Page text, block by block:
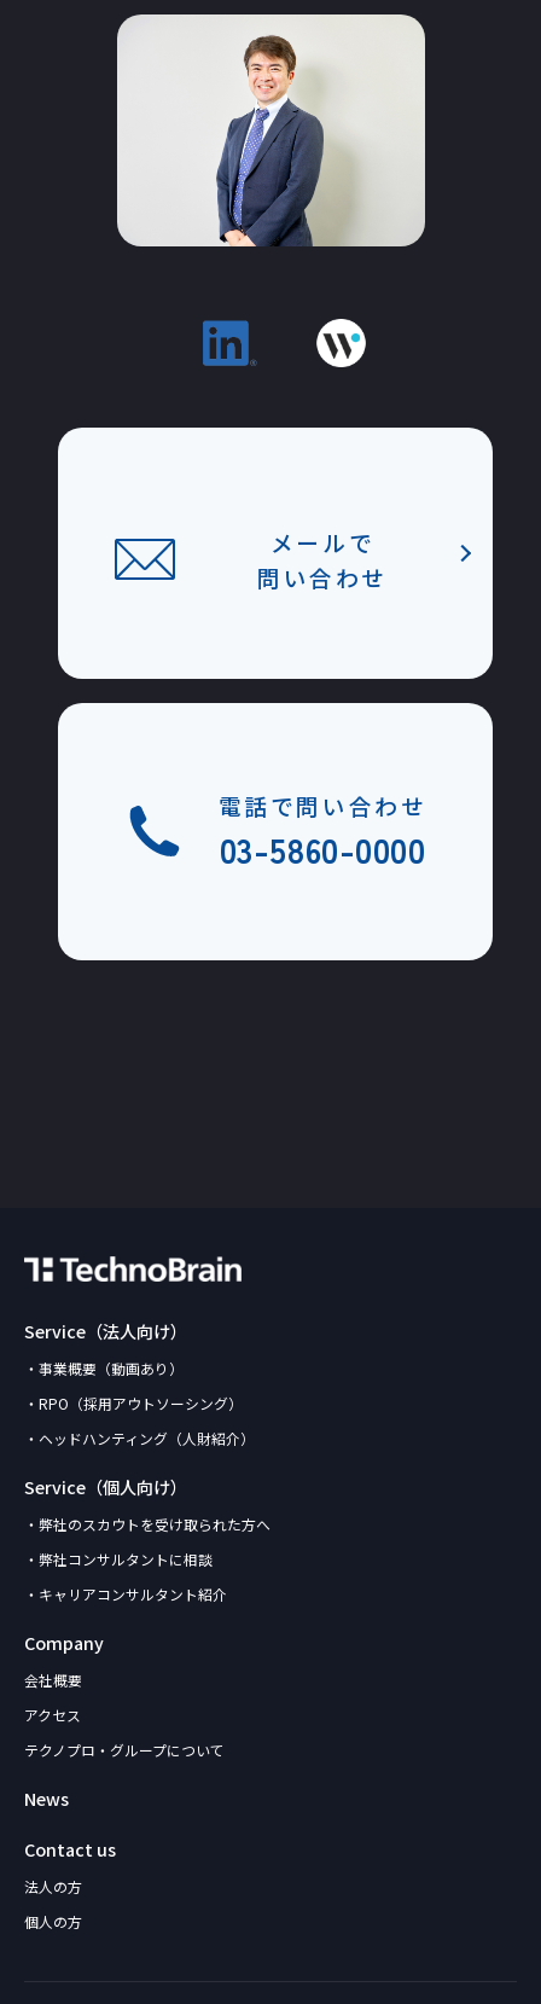
メールで
問い合わせ
電話で問い合わせ
03-5860-0000
Service（法人向け）
・事業概要（動画あり）
・RPO（採用アウトソーシング）
・ヘッドハンティング（人財紹介）
Service（個人向け）
・弊社のスカウトを受け取られた方へ
・弊社コンサルタントに相談
・キャリアコンサルタント紹介
Company
会社概要
アクセス
テクノプロ・グループについて
News
Contact us
法人の方
個人の方